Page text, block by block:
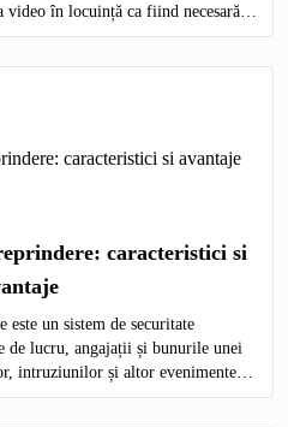
video în locuință ca fiind necesară,
practici
caracteristici si
este un sistem de securitate
de lucru, angajații și bunurile unei
intruziunilor și altor evenimente